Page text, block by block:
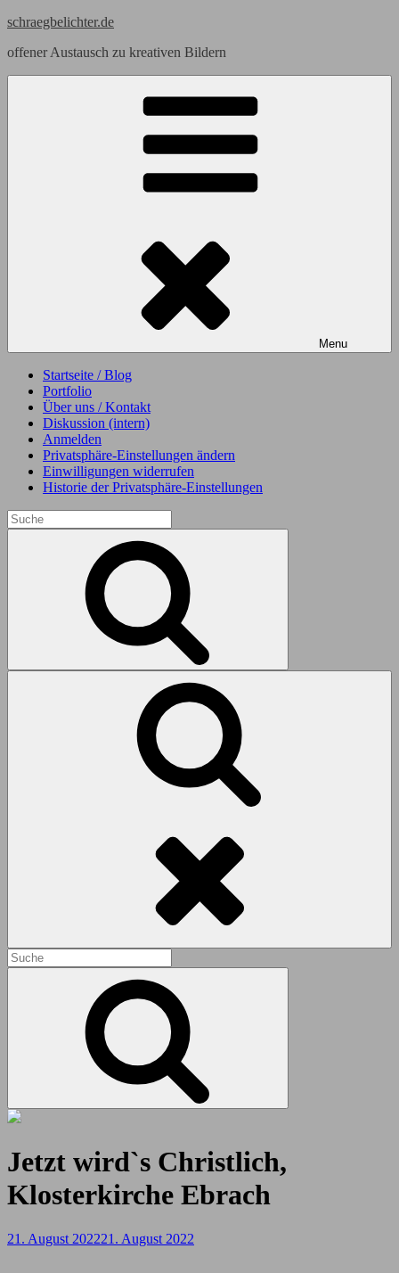
Skip
content
schraegbelichter.de
offener Austausch zu kreativen Bildern
Menu
Startseite / Blog
Portfolio
Über uns / Kontakt
Diskussion (intern)
Anmelden
Privatsphäre-Einstellungen ändern
Einwilligungen widerrufen
Historie der Privatsphäre-Einstellungen
Search
for:
Search
for:
Jetzt wird`s Christlich,
Klosterkirche Ebrach
21. August 202221. August 2022